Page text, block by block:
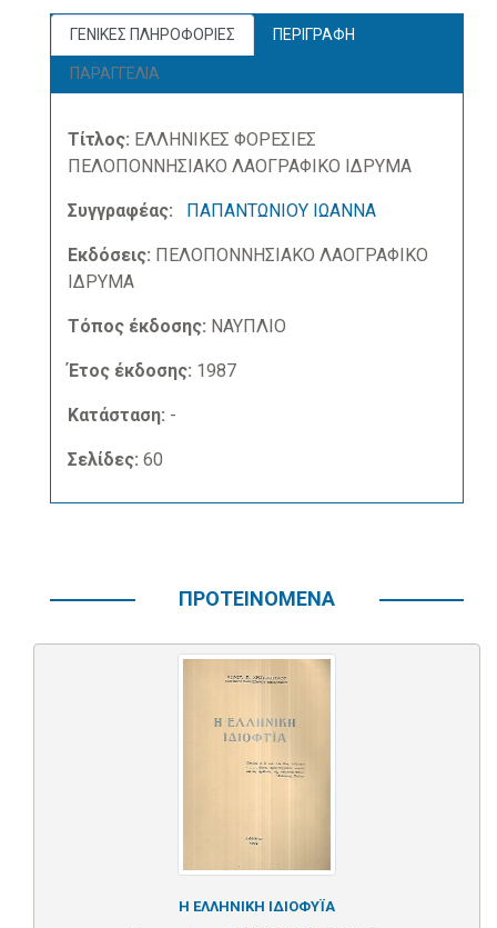
ΓΕΝΙΚΕΣ ΠΛΗΡΟΦΟΡΙΕΣ ΠΕΡΙΓΡΑΦΗ
ΠΑΡΑΓΓΕΛΙΑ
Τίτλος: ΕΛΛΗΝΙΚΕΣ ΦΟΡΕΣΙΕΣ
ΠΕΛΟΠΟΝΝΗΣΙΑΚΟ ΛΑΟΓΡΑΦΙΚΟ ΙΔΡΥΜΑ
Συγγραφέας: ΠΑΠΑΝΤΩΝΙΟΥ ΙΩΑΝΝΑ
Εκδόσεις: ΠΕΛΟΠΟΝΝΗΣΙΑΚΟ ΛΑΟΓΡΑΦΙΚΟ
ΙΔΡΥΜΑ
Τόπος έκδοσης: ΝΑΥΠΛΙΟ
Έτος έκδοσης: 1987
Κατάσταση: -
Σελίδες: 60
ΠΡΟΤΕΙΝΟΜΕΝΑ
Η ΕΛΛΗΝΙΚΗ ΙΔΙΟΦΥΪΑ